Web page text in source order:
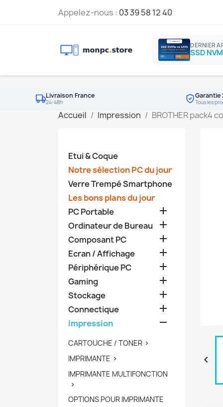
Appelez-nous : 03 39 58 12 40
DERNIER
Livraison France
24-48h
Garantie
Tous les
Accueil Impression BROTHER pack4
Etui & Coque
Notre sélection PC du jour
Verre Trempé Smartphone
Les bons plans du jour
PC Portable

Ordinateur de Bureau 
Composant PC 
Ecran / Affichage 
Périphérique PC 
Gaming 
Stockage 
Connectique 
Impression 
CARTOUCHE / TONER 
IMPRIMANTE 
IMPRIMANTE MULTIFONCTION

OPTIONS POUR IMPRIMANTE
